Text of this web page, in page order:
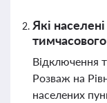
Які
Відключення
Розваж на
населених